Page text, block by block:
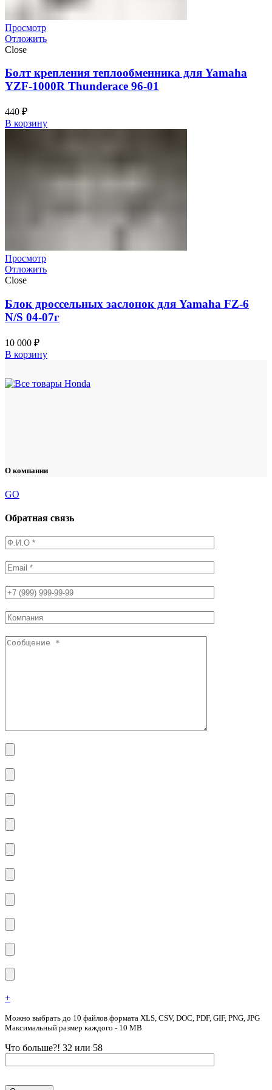
Просмотр
Отложить
Close
Болт крепления теплообменника для Yamaha
YZF-1000R Thunderace 96-01
440 ₽
В корзину
Просмотр
Отложить
Close
Блок дроссельных заслонок для Yamaha FZ-6
N/S 04-07г
10 000 ₽
В корзину
О компании
GO
Обратная связь
+
Можно выбрать до 10 файлов формата XLS, CSV, DOC, PDF, GIF, PNG, JPG
Максимальный размер каждого - 10 MB
Что больше?! 32 или 58